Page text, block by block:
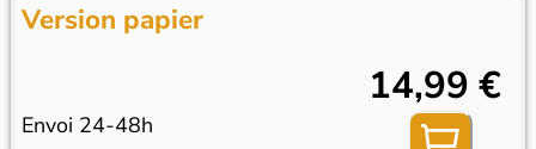
Version papier
Envoi 24-48h
14,99 €